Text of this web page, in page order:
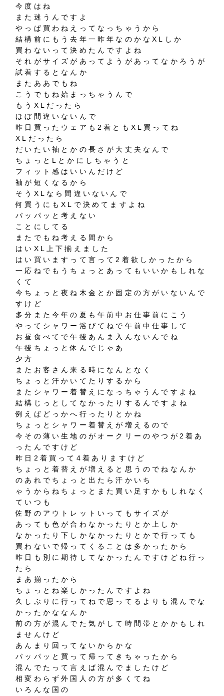
今度はね
また迷うんですよ
やっぱ買わねえってなっちゃうから
結構前にもう去年一昨年なのかなXLしか
買わないって決めたんですよね
それがサイズがあってようがあってなかろうが
試着するとなんか
またああでもね
こうでもね始まっちゃうんで
もうXLだったら
ほぼ間違いないんで
昨日買ったウェアも2着ともXL買ってね
XLだったら
だいたい袖とかの長さが大丈夫なんで
ちょっとLとかにしちゃうと
フィット感はいいんだけど
袖が短くなるから
そうXLなら間違いないんで
何買うにもXLで決めてますよね
パッパッと考えない
ことにしてる
またでもね考える間から
はいXL上下揃えました
はい買いますって言って2着欲しかったから
一応ねでもうちょっとあってもいいかもしれな
くて
今ちょっと夜ね木金とか固定の方がいないんで
すけど
多分また今年の夏も午前中お仕事前にこう
やってシャワー浴びてねで午前中仕事して
お昼食べてで午後あんま入んないんでね
午後ちょっと休んでじゃあ
夕方
またお客さん来る時になんとなく
ちょっと汗かいてたりするから
またシャワー着替えになっちゃうんですよね
結構じっとしてなかったりするんですよね
例えばどっかへ行ったりとかね
ちょっとシャワー着替えが増えるので
今その薄い生地のがオークリーのやつが2着あ
ったんですけど
昨日2着買って4着ありますけど
ちょっと着替えが増えると思うのでねなんか
のあれでちょっと出たら汗かいち
ゃうからねちょっとまた買い足すかもしれなく
ていつも
佐野のアウトレットいってもサイズが
あっても色が合わなかったりとか上しか
なかったり下しかなかったりとかで行っても
買わないで帰ってくることは多かったから
昨日も別に期待してなかったんですけどね行っ
たら
まあ揃ったから
ちょっとね楽しかったんですよね
久しぶりに行ってねで思ってるよりも混んでな
かったかななんか
前の方が混んでた気がして時間帯とかかもしれ
ませんけど
あんまり回ってないからかな
パッパッと買って帰ってきちゃったから
混んでたって言えば混んでましたけど
相変わらず外国人の方が多くてね
いろんな国の